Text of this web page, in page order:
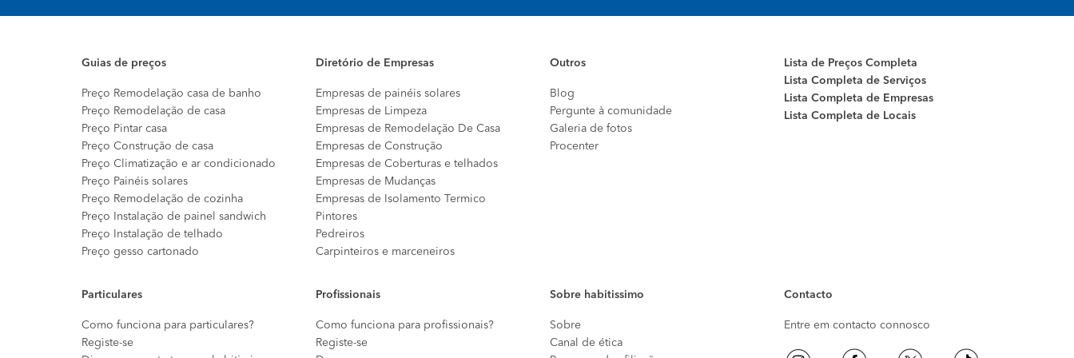
Guias de preços
Preço Remodelação casa de banho
Preço Remodelação de casa
Preço Pintar casa
Preço Construção de casa
Preço Climatização e ar condicionado
Preço Painéis solares
Preço Remodelação de cozinha
Preço Instalação de painel sandwich
Preço Instalação de telhado
Preço gesso cartonado
Diretório de Empresas
Empresas de painéis solares
Empresas de Limpeza
Empresas de Remodelação De Casa
Empresas de Construção
Empresas de Coberturas e telhados
Empresas de Mudanças
Empresas de Isolamento Termico
Pintores
Pedreiros
Carpinteiros e marceneiros
Outros
Blog
Pergunte à comunidade
Galeria de fotos
Procenter
Lista de Preços Completa
Lista Completa de Serviços
Lista Completa de Empresas
Lista Completa de Locais
Particulares
Como funciona para particulares?
Registe-se
Profissionais
Como funciona para profissionais?
Registe-se
Sobre habitissimo
Sobre
Canal de ética
Contacto
Entre em contacto connosco